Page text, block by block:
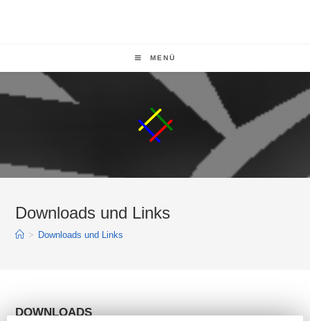
MENÜ
Downloads und Links
> Downloads und Links
DOWNLOADS